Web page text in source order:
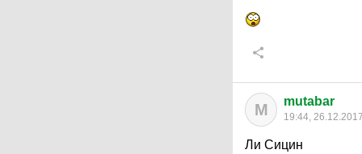
M mutabar
19:44, 26.12.2017
Ли Сицин